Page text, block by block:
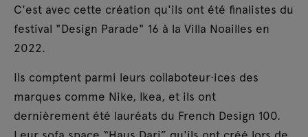
C'est avec cette création qu'ils ont été finalistes du
festival "Design Parade" 16 à la Villa Noailles en
2022.
Ils comptent parmi leurs collaboteur·ices des
marques comme Nike, Ikea, et ils ont
dernièrement été lauréats du French Design 100.